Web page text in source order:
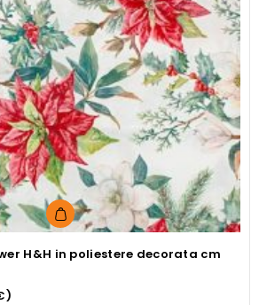
H&H in poliestere decorata cm
)